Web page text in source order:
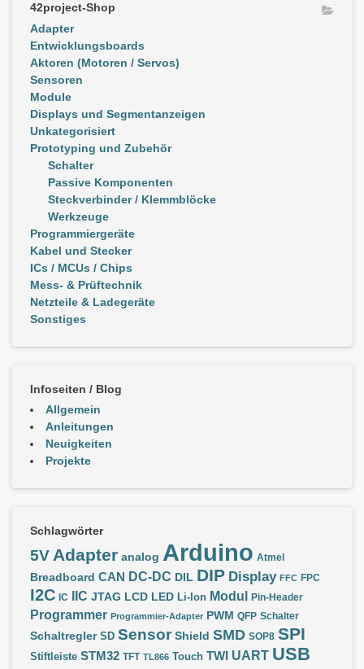
42project-Shop
Adapter
Entwicklungsboards
Aktoren (Motoren / Servos)
Sensoren
Module
Displays und Segmentanzeigen
Unkategorisiert
Prototyping und Zubehör
Schalter
Passive Komponenten
Steckverbinder / Klemmblöcke
Werkzeuge
Programmiergeräte
Kabel und Stecker
ICs / MCUs / Chips
Mess- & Prüftechnik
Netzteile & Ladegeräte
Sonstiges
Infoseiten / Blog
Allgemein
Anleitungen
Neuigkeiten
Projekte
Schlagwörter
5V Adapter analog Arduino Atmel
Breadboard CAN DC-DC DIL DIP Display FFC FPC
I2C IC IIC JTAG LCD LED Li-Ion Modul Pin-Header
Programmer Programmier-Adapter PWM QFP Schalter
Schaltregler SD Sensor Shield SMD SOP8 SPI
Stiftleiste STM32 TFT TL866 Touch TWI UART USB